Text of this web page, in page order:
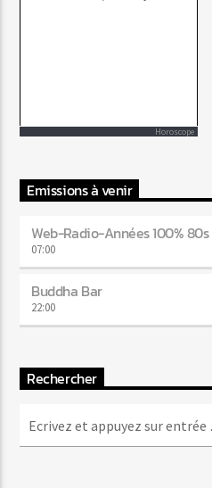
Horoscope
Emissions à venir
Web-Radio-Années 100% 80s
07:00
Buddha Bar
22:00
Rechercher